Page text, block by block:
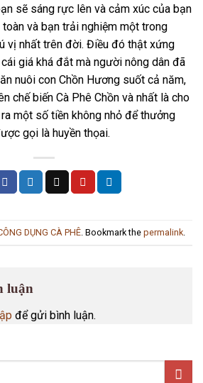
sẽ sáng rực lên và cảm xúc của bạn
và bạn trải nghiệm một trong
vị nhất trên đời. Điều đó thật xứng
giá khá đắt mà người nông dân đã
nuôi con Chồn Hương suốt cả năm,
chế biến Cà Phê Chồn và nhất là cho
một số tiền không nhỏ để thưởng
gọi là huyền thọai.
DỤNG CÀ PHÊ . Bookmark the permalink
luận
để gửi bình luận.